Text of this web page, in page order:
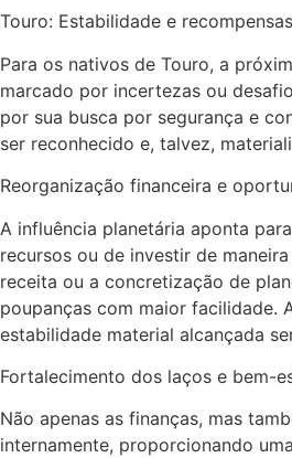
Touro: Estabilidade e
Para os nativos de Touro, a
marcado por incertezas ou
por sua busca por segurança e
ser reconhecido e, talvez,
Reorganização financeira e
A influência planetária aponta
recursos ou de investir de
receita ou a concretização de
poupanças com maior facilidade.
estabilidade material alcançada
Fortalecimento dos laços e bem-
Não apenas as finanças, mas
internamente, proporcionando